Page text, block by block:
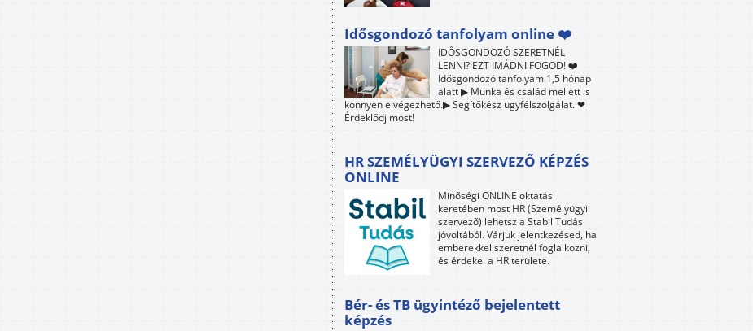
Idősgondozó tanfolyam online ❤️
IDŐSGONDOZÓ SZERETNÉL
LENNI? EZT IMÁDNI FOGOD! ❤️
Idősgondozó tanfolyam 1,5 hónap
alatt ▶ Munka és család mellett is
könnyen elvégezhető.▶ Segítőkész ügyfélszolgálat. ❤
Érdeklődj most!
HR SZEMÉLYÜGYI SZERVEZŐ KÉPZÉS
ONLINE
Minőségi ONLINE oktatás
keretében most HR (Személyügyi
szervező) lehetsz a Stabil Tudás
jóvoltából. Várjuk jelentkezésed, ha
emberekkel szeretnél foglalkozni,
és érdekel a HR területe.
Bér- és TB ügyintéző bejelentett
képzés